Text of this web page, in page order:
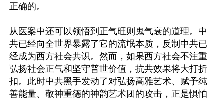
正确的。
从医案中还可以领悟到正气旺则鬼气衰的道理。中
共已经向全世界暴露了它的流氓本质，反制中共已
经成为西方社会共识。然而，如果西方社会不注重
弘扬社会正气和坚守普世价值，抗共效果将大打折
扣。此时中共黑手发动了对弘扬高雅艺术、赋予纯
善能量、敬神重德的神韵艺术团的攻击，正是惧怕